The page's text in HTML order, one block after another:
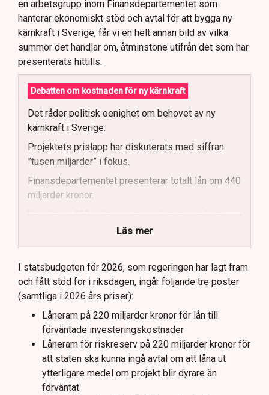
en arbetsgrupp inom Finansdepartementet som
hanterar ekonomiskt stöd och avtal för att bygga ny
kärnkraft i Sverige, får vi en helt annan bild av vilka
summor det handlar om, åtminstone utifrån det som har
presenterats hittills.
Debatten om kostnaden för ny kärnkraft
Det råder politisk oenighet om behovet av ny
kärnkraft i Sverige.
Projektets prislapp har diskuterats med siffran
”tusen miljarder” i fokus.
Finansdepartementet presenterar totalt lån om 440
miljarder kronor.
Ytterligare 400 miljarder i prissäkringsavtal kan
påverka statens kostnader.
Totala uppskattade kostnader inkluderar bland
annat möjliga kostnader för slutförvar.
Regeringen och Miljöpartiet har olika syn på
investeringens nödvändighet.
Läs mer
I statsbudgeten för 2026, som regeringen har lagt fram
och fått stöd för i riksdagen, ingår följande tre poster
(samtliga i 2026 års priser):
Låneram på 220 miljarder kronor för lån till
förväntade investeringskostnader
Låneram för riskreserv på 220 miljarder kronor för
att staten ska kunna ingå avtal om att låna ut
ytterligare medel om projekt blir dyrare än
förväntat